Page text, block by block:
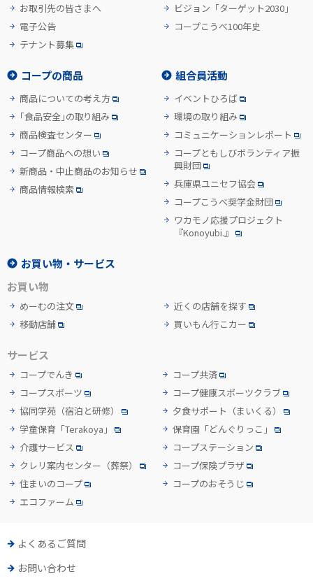
お取引先の皆さまへ
電子公告
テナント募集
ビジョン「ターゲット2030」
コープこうべ100年史
コープの商品
商品についての考え方
「食品安全」の取り組み
商品検査センター
コープ商品への想い
新商品・中止商品のお知らせ
商品情報検索
組合員活動
イベントひろば
環境の取り組み
コミュニケーションレポート
コープともしびボランティア振
興財団
兵庫県ユニセフ協会
コープこうべ奨学金財団
ワカモノ応援プロジェクト
『Konoyubi.』
お買い物・サービス
お買い物
めーむの注文
移動店舗
近くの店舗を探す
買いもん行こカー
サービス
コープでんき
コープ共済
コープスポーツ
コープ健康スポーツクラブ
協同学苑 （宿泊と研修） 夕食サポート （まいくる）
学童保育「Terakoya」
保育園「どんぐりっこ」
介護サービス
コープステーション
クレリ案内センター （葬祭）
コープ保険プラザ
住まいのコープ
コープのおそうじ
エコファーム
よくあるご質問
お問い合わせ